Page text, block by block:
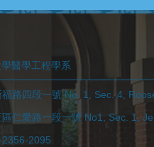
醫學工程學系
路四段一號 No. 1, Sec. 4,
路一段一號 No1, Sec. 1, Jen
2095